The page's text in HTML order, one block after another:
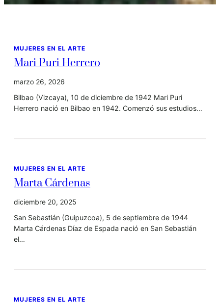
MUJERES EN EL ARTE
Mari Puri Herrero
marzo 26, 2026
Bilbao (Vizcaya), 10 de diciembre de 1942 Mari Puri
Herrero nació en Bilbao en 1942. Comenzó sus estudios…
MUJERES EN EL ARTE
Marta Cárdenas
diciembre 20, 2025
San Sebastián (Guipuzcoa), 5 de septiembre de 1944
Marta Cárdenas Díaz de Espada nació en San Sebastián
el…
MUJERES EN EL ARTE